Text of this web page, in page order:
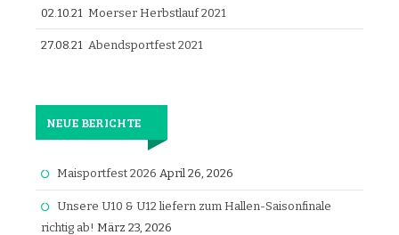
02.10.21 Moerser Herbstlauf 2021
27.08.21 Abendsportfest 2021
NEUE BERICHTE
Maisportfest 2026 April 26, 2026
Unsere U10 & U12 liefern zum Hallen-Saisonfinale
richtig ab! März 23, 2026